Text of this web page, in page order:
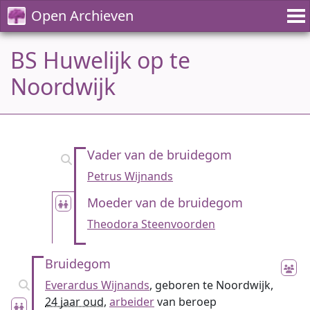
Open Archieven
BS Huwelijk op te
Noordwijk
Vader van de bruidegom
Petrus Wijnands
Moeder van de bruidegom
Theodora Steenvoorden
Bruidegom
Everardus Wijnands, geboren te Noordwijk,
24 jaar oud, arbeidervan beroep